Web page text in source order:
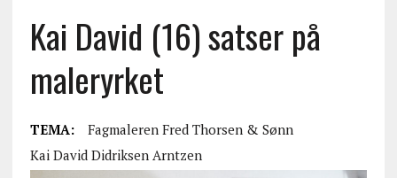
Kai David (16) satser på
maleryrket
TEMA:
Fagmaleren Fred Thorsen & Sønn
Kai David Didriksen Arntzen